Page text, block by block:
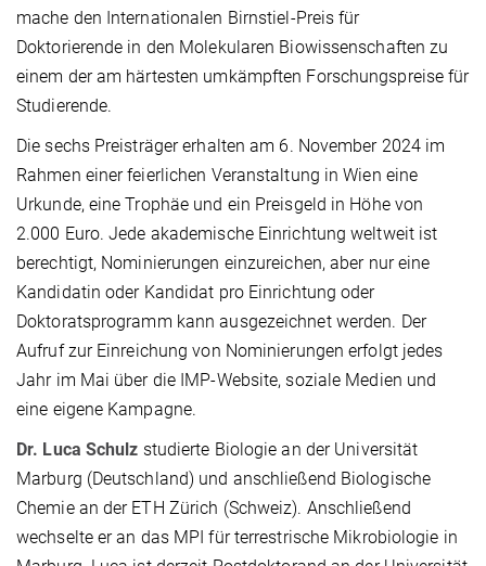
mache den Internationalen Birnstiel-Preis für
Doktorierende in den Molekularen Biowissenschaften zu
einem der am härtesten umkämpften Forschungspreise für
Studierende.
Die sechs Preisträger erhalten am 6. November 2024 im
Rahmen einer feierlichen Veranstaltung in Wien eine
Urkunde, eine Trophäe und ein Preisgeld in Höhe von
2.000 Euro. Jede akademische Einrichtung weltweit ist
berechtigt, Nominierungen einzureichen, aber nur eine
Kandidatin oder Kandidat pro Einrichtung oder
Doktoratsprogramm kann ausgezeichnet werden. Der
Aufruf zur Einreichung von Nominierungen erfolgt jedes
Jahr im Mai über die IMP-Website, soziale Medien und
eine eigene Kampagne.
Dr. Luca Schulz studierte Biologie an der Universität
Marburg (Deutschland) und anschließend Biologische
Chemie an der ETH Zürich (Schweiz). Anschließend
wechselte er an das MPI für terrestrische Mikrobiologie in